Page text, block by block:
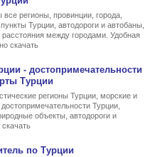
регионы, провинции, города,
Турции, автодороги и автобаны,
между городами. Удобная
скачать
- достопримечательности
Турции
регионы Турции, морские и
Турции,
объекты, автодороги и
по Турции